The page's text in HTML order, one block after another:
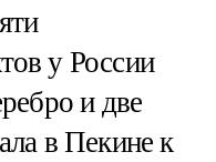
у России
и две
в Пекине к